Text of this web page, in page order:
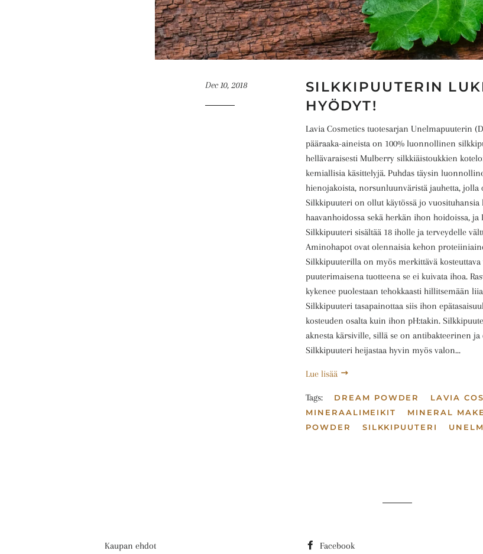
Dec 10, 2018
SILKKIPUUTERIN
HYÖDYT!
Lavia Cosmetics tuotesarjan Unelmapuuterin
pääraaka-aineista on 100% luonnollinen
hellävaraisesti Mulberry silkkiäistoukkien
kemiallisia käsittelyjä. Puhdas täysin
hienojakoista, norsunluunväristä jauhetta,
Silkkipuuteri on ollut käytössä jo vuosituhansia
haavanhoidossa sekä herkän ihon hoidoissa, ja
Silkkipuuteri sisältää 18 iholle ja terveydelle
Aminohapot ovat olennaisia kehon
Silkkipuuterilla on myös merkittävä kosteuttava
puuterimaisena tuotteena se ei kuivata ihoa.
kykenee puolestaan tehokkaasti hillitsemään
Silkkipuuteri tasapainottaa siis ihon
kosteuden osalta kuin ihon pH:takin.
aknesta kärsiville, sillä se on antibakteerinen
Silkkipuuteri heijastaa hyvin myös valon...
Lue lisää
Tags: DREAM POWDER
LAVIA
MINERAALIMEIKIT
MINERAL
POWDER
SILKKIPUUTERI
Kaupan ehdot Facebook